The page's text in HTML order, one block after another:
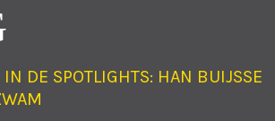
DE SPOTLIGHTS: HAN BUIJSSE